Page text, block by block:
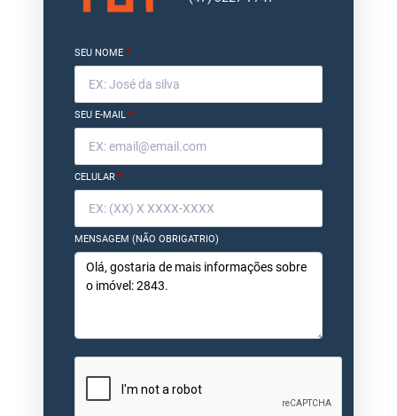
SEU NOME *
SEU E-MAIL *
CELULAR *
MENSAGEM (NÃO OBRIGATRIO)